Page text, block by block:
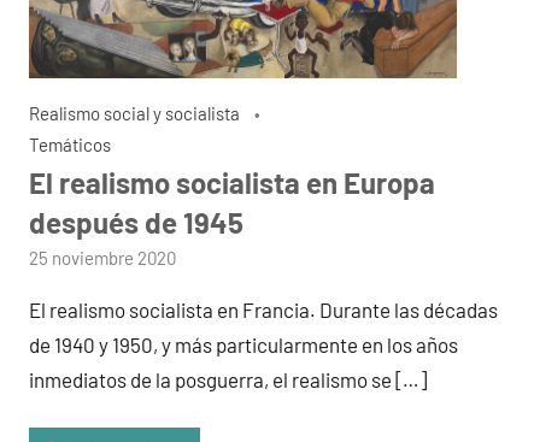
Realismo social y socialista
Temáticos
El realismo socialista en Europa
después de 1945
por
25 noviembre 2020
El realismo socialista en Francia. Durante las décadas
de 1940 y 1950, y más particularmente en los años
inmediatos de la posguerra, el realismo se […]